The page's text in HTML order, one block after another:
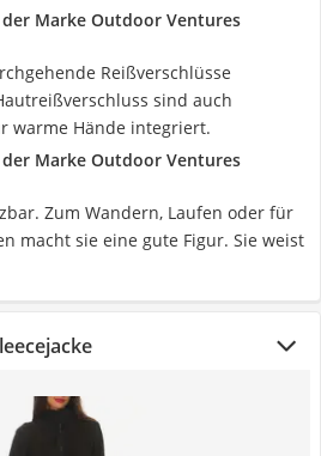
der Marke Outdoor Ventures
Reißverschlüsse
sind auch
warme Hände integriert.
Marke Outdoor Ventures
Zum Wandern, Laufen oder für
macht sie eine gute Figur. Sie weist